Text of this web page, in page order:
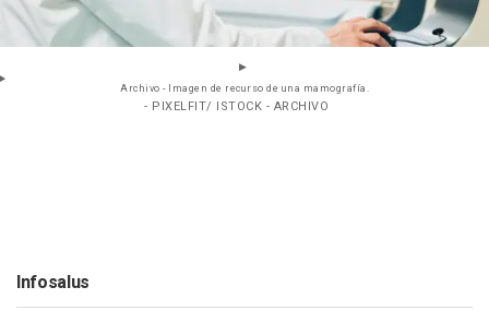
Archivo - Imagen de recurso de una mamografía.
- PIXELFIT/ ISTOCK - ARCHIVO
Infosalus